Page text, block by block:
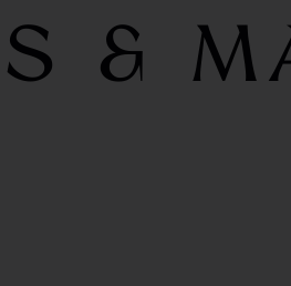
&